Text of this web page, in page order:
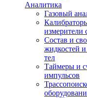
Аналитика
Газовый
измерители
Состав и
жидкостей
тел
Таймеры и
импульсов